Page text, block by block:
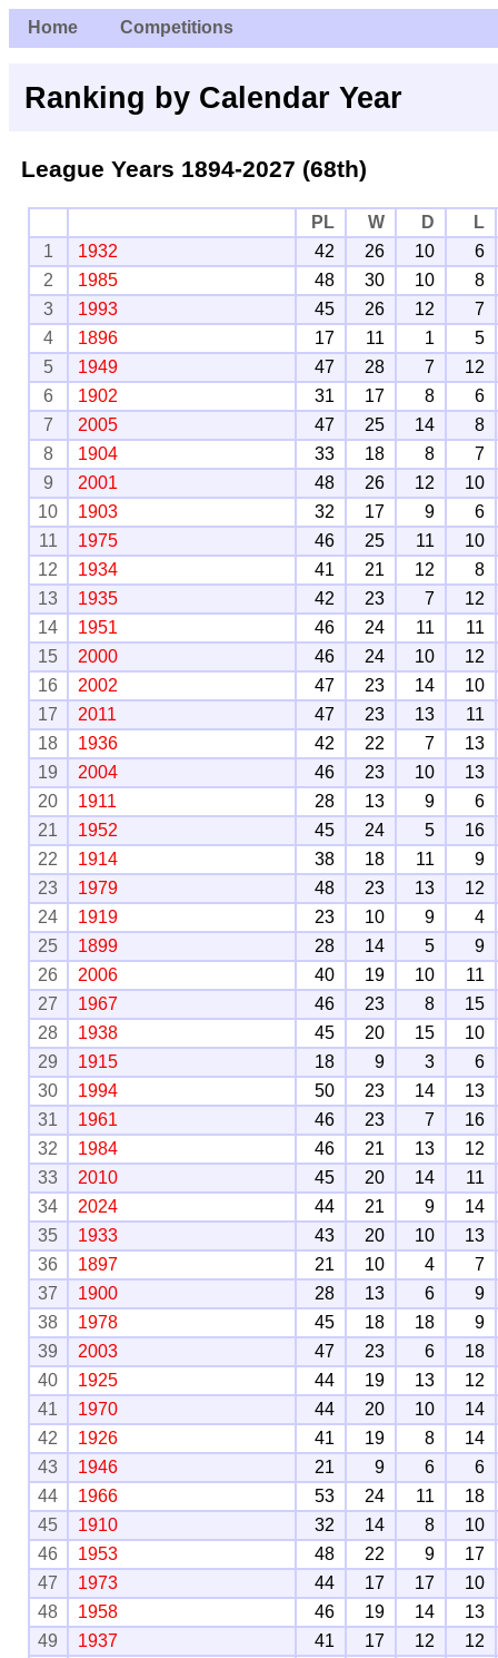
Home Competitions
Ranking by Calendar Year
League Years 1894-2027 (68th)
PL W D
L
1
1932 42 26 10
6
2
1985 48 30 10
8
3
1993 45 26 12
7
4
1896 17 11 1
5
5
1949 47 28 7
12
6
1902 31 17 8
6
7
2005 47 25 14
8
8
1904 33 18 8
7
9
2001 48 26 12
10
10
1903 32 17 9
6
11
1975 46 25 11
10
12
1934 41 21 12
8
13
1935 42 23 7
12
14
1951 46 24 11
11
15
2000 46 24 10
12
16
2002 47 23 14
10
17
2011 47 23 13
11
18
1936 42 22 7
13
19
2004 46 23 10
13
20
1911 28 13 9
6
21
1952 45 24 5
16
22
1914 38 18 11
9
23
1979 48 23 13
12
24
1919 23 10 9
4
25
1899 28 14 5
9
26
2006 40 19 10
11
27
1967 46 23 8
15
28
1938 45 20 15
10
29
1915 18 9 3
6
30
1994 50 23 14
13
31
1961 46 23 7
16
32
1984 46 21 13
12
33
2010 45 20 14
11
34
2024 44 21 9
14
35
1933 43 20 10
13
36
1897 21 10 4
7
37
1900 28 13 6
9
38
1978 45 18 18
9
39
2003 47 23 6
18
40
1925 44 19 13
12
41
1970 44 20 10
14
42
1926 41 19 8
14
43
1946 21 9 6
6
44
1966 53 24 11
18
45
1910 32 14 8
10
46
1953 48 22 9
17
47
1973 44 17 17
10
48
1958 46 19 14
13
49
1937 41 17 12
12